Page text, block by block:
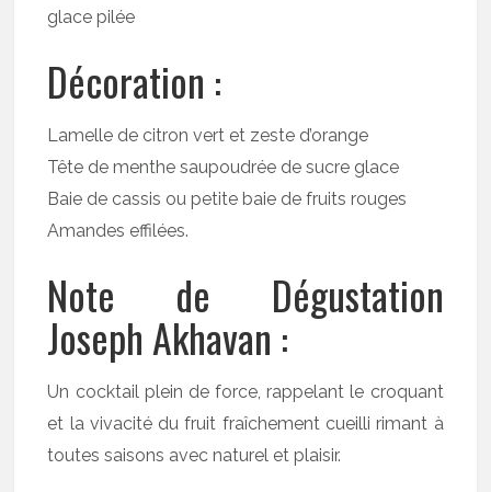
glace pilée
Décoration :
Lamelle de citron vert et zeste d’orange
Tête de menthe saupoudrée de sucre glace
Baie de cassis ou petite baie de fruits rouges
Amandes effilées.
Note de Dégustation
Joseph Akhavan :
Un cocktail plein de force, rappelant le croquant
et la vivacité du fruit fraîchement cueilli rimant à
toutes saisons avec naturel et plaisir.